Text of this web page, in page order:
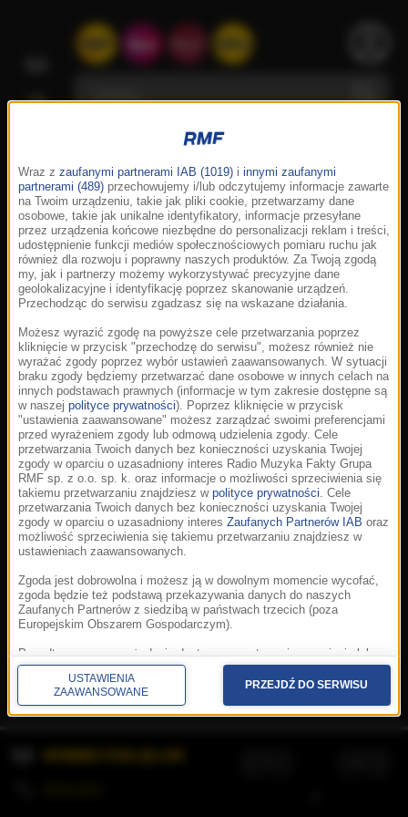
Korzystanie z portalu oznacza akceptację
Prywatność.Aplikacje.© 2026 Radio Muzyka
Fakty Grupa RMF sp. z o.o. sp. k.
Wraz z zaufanymi partnerami IAB (1019) i innymi zaufanymi
partnerami (489) przechowujemy i/lub odczytujemy informacje zawarte
na Twoim urządzeniu, takie jak pliki cookie, przetwarzamy dane
osobowe, takie jak unikalne identyfikatory, informacje przesyłane
przez urządzenia końcowe niezbędne do personalizacji reklam i treści,
udostępnienie funkcji mediów społecznościowych pomiaru ruchu jak
również dla rozwoju i poprawny naszych produktów. Za Twoją zgodą
my, jak i partnerzy możemy wykorzystywać precyzyjne dane
geolokalizacyjne i identyfikację poprzez skanowanie urządzeń.
Przechodząc do serwisu zgadzasz się na wskazane działania.
Możesz wyrazić zgodę na powyższe cele przetwarzania poprzez
kliknięcie w przycisk "przechodzę do serwisu", możesz również nie
wyrażać zgody poprzez wybór ustawień zaawansowanych. W sytuacji
braku zgody będziemy przetwarzać dane osobowe w innych celach na
innych podstawach prawnych (informacje w tym zakresie dostępne są
w naszej polityce prywatności). Poprzez kliknięcie w przycisk
"ustawienia zaawansowane" możesz zarządzać swoimi preferencjami
przed wyrażeniem zgody lub odmową udzielenia zgody. Cele
przetwarzania Twoich danych bez konieczności uzyskania Twojej
zgody w oparciu o uzasadniony interes Radio Muzyka Fakty Grupa
RMF sp. z o.o. sp. k. oraz informacje o możliwości sprzeciwienia się
takiemu przetwarzaniu znajdziesz w polityce prywatności. Cele
przetwarzania Twoich danych bez konieczności uzyskania Twojej
zgody w oparciu o uzasadniony interes Zaufanych Partnerów IAB oraz
możliwość sprzeciwienia się takiemu przetwarzaniu znajdziesz w
ustawieniach zaawansowanych.
Zgoda jest dobrowolna i możesz ją w dowolnym momencie wycofać,
zgoda będzie też podstawą przekazywania danych do naszych
Zaufanych Partnerów z siedzibą w państwach trzecich (poza
Europejskim Obszarem Gospodarczym).
Ponadto masz prawo żądania dostępu, sprostowania, usunięcia lub
ograniczenia przetwarzania danych, a także złożenia skargi do
Prezesa Urzędu Ochrony Danych Osobowych. W polityce prywatności
znajdziesz informacje jak wykonać swoje prawa. Szczegółowe
informacje na temat przetwarzania Twoich danych znajdują się w
USTAWIENIA
ZAAWANSOWANE
PRZEJDŹ DO SERWISU